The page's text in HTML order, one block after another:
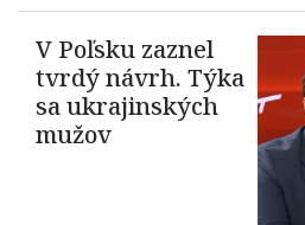
V Poľsku zaznel
tvrdý návrh. Týka
sa ukrajinských
mužov